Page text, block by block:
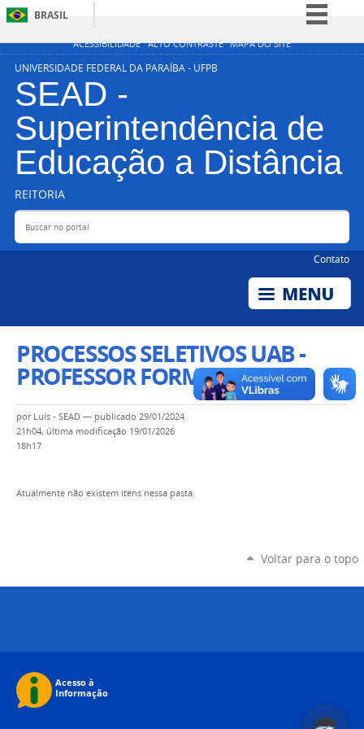
ACESSIBILIDADE ALTO CONTRASTE MAPA DO SITE
BRASIL
Simplifique!
Acesso à informação
Canais
UNIVERSIDADE FEDERAL DA PARAÍBA - UFPB
SEAD -
Superintendência de
Educação a Distância
REITORIA
Buscar no portal
Contato
PROCESSOS SELETIVOS UAB -
PROFESSOR FORMADOR
por Luís - SEAD — publicado 29/01/2024
21h04, última modificação 19/01/2026
18h17
Atualmente não existem itens nessa pasta.
Voltar para o topo